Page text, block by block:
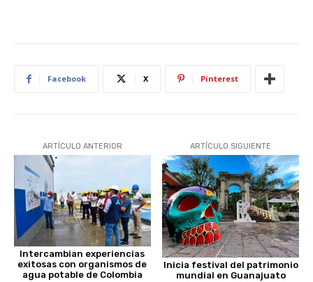
Facebook X Pinterest
ARTÍCULO ANTERIOR
Intercambian experiencias
exitosas con organismos de
agua potable de Colombia
ARTÍCULO SIGUIENTE
Inicia festival del patrimonio
mundial en Guanajuato